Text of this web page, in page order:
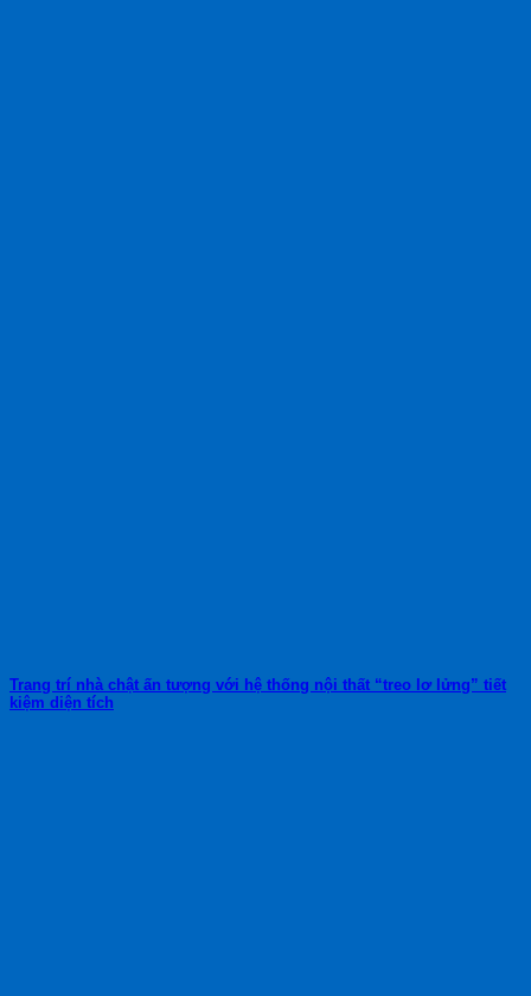
Trang trí nhà chật ấn tượng với hệ thống nội thất “treo lơ lửng” tiết
kiệm diện tích